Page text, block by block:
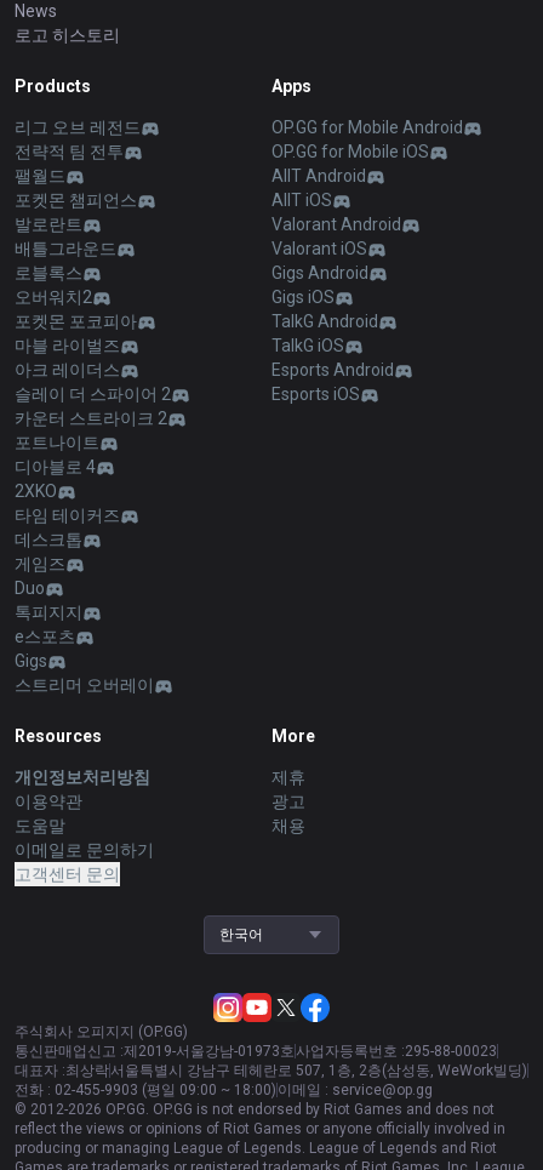
News
로고 히스토리
Products
리그 오브 레전드
전략적 팀 전투
팰월드
포켓몬 챔피언스
발로란트
배틀그라운드
로블록스
오버워치2
포켓몬 포코피아
마블 라이벌즈
아크 레이더스
슬레이 더 스파이어 2
카운터 스트라이크 2
포트나이트
디아블로 4
2XKO
타임 테이커즈
데스크톱
게임즈
Duo
톡피지지
e스포츠
Gigs
스트리머 오버레이
Apps
OP.GG for Mobile Android
OP.GG for Mobile iOS
AllT Android
AllT iOS
Valorant Android
Valorant iOS
Gigs Android
Gigs iOS
TalkG Android
TalkG iOS
Esports Android
Esports iOS
Resources
개인정보처리방침
이용약관
도움말
이메일로 문의하기
고객센터 문의
More
제휴
광고
채용
한국어
주식회사 오피지지 (OP.GG)
통신판매업신고 :제2019-서울강남-01973호 사업자등록번호 :295-88-00023
대표자 :최상락서울특별시 강남구 테헤란로 507, 1층, 2층(삼성동, WeWork빌딩)
전화 : 02-455-9903 (평일 09:00 ~ 18:00) 이메일 : service@op.gg
© 2012-2026 OP.GG. OP.GG is not endorsed by Riot Games and does not
reflect the views or opinions of Riot Games or anyone officially involved in
producing or managing League of Legends. League of Legends and Riot